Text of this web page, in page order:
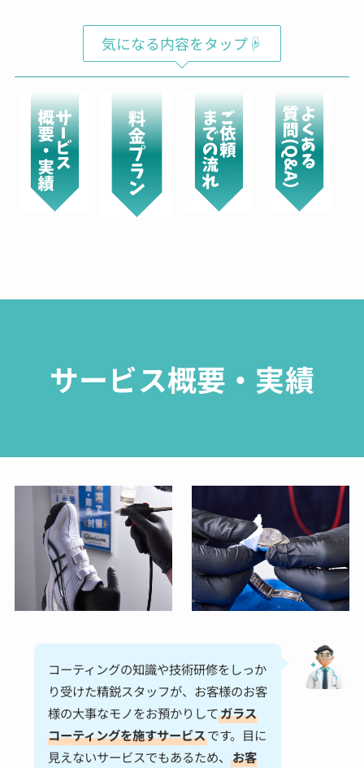
気になる内容をタップ☟
サービス概要・実績
コーティングの知識や技術研修をしっか
り受けた精鋭スタッフが、お客様のお客
様の大事なモノをお預かりしてガラス
コーティングを施すサービスです。目に
見えないサービスでもあるため、 お客